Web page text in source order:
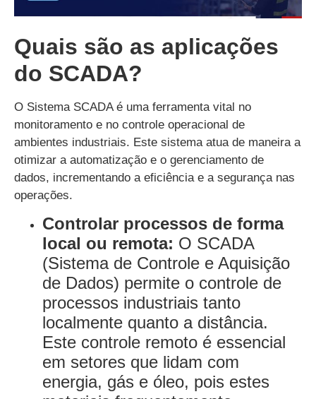
Quais são as aplicações
do SCADA?
O Sistema SCADA é uma ferramenta vital no
monitoramento e no controle operacional de
ambientes industriais. Este sistema atua de maneira a
otimizar a automatização e o gerenciamento de
dados, incrementando a eficiência e a segurança nas
operações.
Controlar processos de forma
local ou remota: O SCADA
(Sistema de Controle e Aquisição
de Dados) permite o controle de
processos industriais tanto
localmente quanto a distância.
Este controle remoto é essencial
em setores que lidam com
energia, gás e óleo, pois estes